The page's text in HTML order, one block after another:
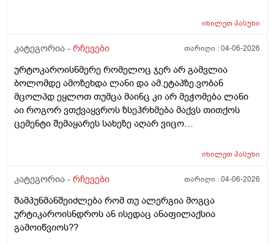
იხილეთპასუხი
კატეგორია - რჩევები თარიღი :04-06-2026
ურტოკაროისნმერე რომელოც ჯერ არ გამვლია
ბოლომდე ამოზეხდა ლანი და ამ.ეტაპზე.ვობან
მცოლპდ ეყლოთ თუმცა მაინც კი არ მეჭომება ლანი
აი როგორ ვთქვაყვროს ზსეჰრხმება მაქვს თითქოს
ცემენტი შემაყარეს სახეზე აღარ ვიცო
წვალებაშო..სულ ბავშობიდან დღემდე ალისა საპონს
2036წელს.ვეღარ ბხმღობ.მცპლპდნეყალოც კი ესეთ
დამატენოანებელო ვერ მშველოს.პოროს დაბანოს
მერე 4ჯერ ვისმევ პატარა პატარა შიალედებში
ბიბჩენის დამცავ გვირილოს კრემს პანთენოლოთ რომ
იხილეთპასუხი
კატეგორია - რჩევები თარიღი :04-06-2026
შამპუნმანშეიძლება რომ თუ ალერგია მოგცა
ურტიკაროისნდროს ან ისედაც ანაფილაქსია
გამოიწვიოს??